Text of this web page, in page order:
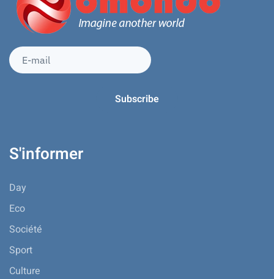
S'informer
Day
Eco
Société
Sport
Culture